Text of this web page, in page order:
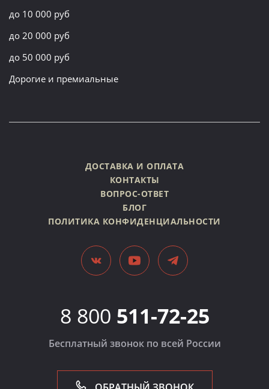
до 10 000 руб
до 20 000 руб
до 50 000 руб
Дорогие и премиальные
ДОСТАВКА И ОПЛАТА
КОНТАКТЫ
ВОПРОС-ОТВЕТ
БЛОГ
ПОЛИТИКА КОНФИДЕНЦИАЛЬНОСТИ
8 800 511-72-25
Бесплатный звонок по всей России